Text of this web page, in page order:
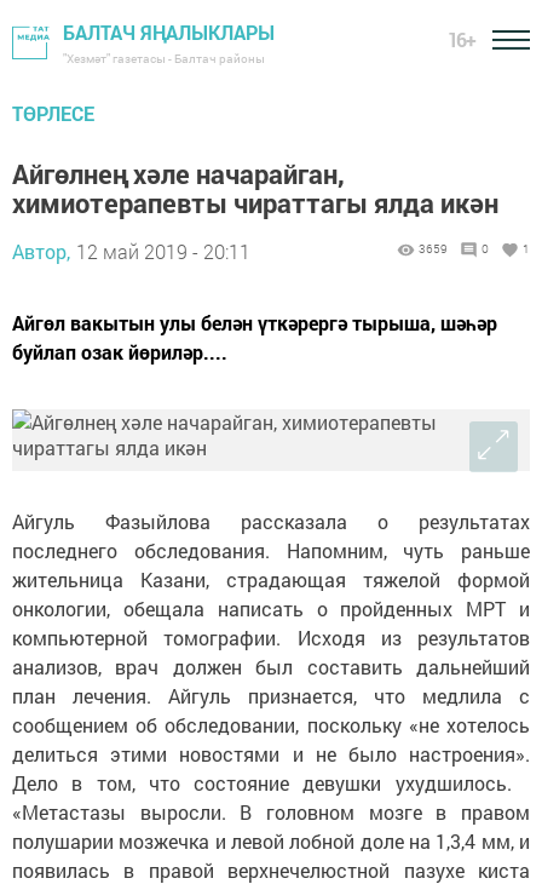
БАЛТАЧ ЯҢАЛЫКЛАРЫ
"Хезмәт" газетасы - Балтач районы
16+
ТӨРЛЕСЕ
Айгөлнең хәле начарайган,
химиотерапевты чираттагы ялда икән
Автор, 12 май 2019 - 20:11 3659 0 1
Айгөл вакытын улы белән үткәрергә тырыша, шәһәр
буйлап озак йөриләр....
Айгуль Фазыйлова рассказала о результатах
последнего обследования. Напомним, чуть раньше
жительница Казани, страдающая тяжелой формой
онкологии, обещала написать о пройденных МРТ и
компьютерной томографии. Исходя из результатов
анализов, врач должен был составить дальнейший
план лечения. Айгуль признается, что медлила с
сообщением об обследовании, поскольку «не хотелось
делиться этими новостями и не было настроения».
Дело в том, что состояние девушки ухудшилось.
«Метастазы выросли. В головном мозге в правом
полушарии мозжечка и левой лобной доле на 1,3,4 мм, и
появилась в правой верхнечелюстной пазухе киста